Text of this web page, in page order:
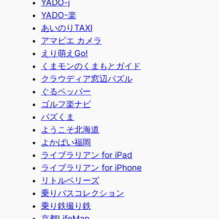
YADO-j
YADO-楽
あいのりTAXI
アマビエ カメラ
えり萌えGo!
くまモンのくまもとガイド
クラウディア窓辺パズル
ぐるペッパー
ゴルフ楽ナビ
パズくま
ようこそ北海道
よかばい福岡
ライブラリアン for iPad
ライブラリアン for iPhone
リトルベリーズ
乗りバスコレクション
乗り鉄撮り鉄